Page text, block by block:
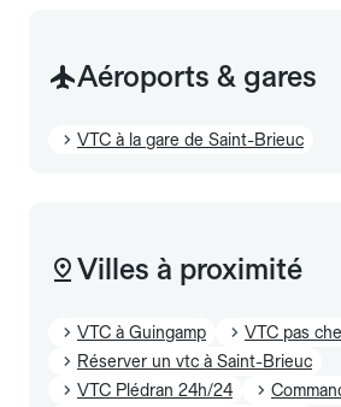
Aéroports & gares
VTC à la gare de Saint-Brieuc
Villes à proximité
VTC à Guingamp
VTC pas
Réserver un vtc à Saint-Brieuc
VTC Plédran 24h/24